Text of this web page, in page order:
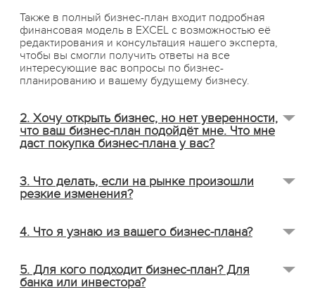
Также в полный бизнес-план входит подробная
финансовая модель в EXCEL с возможностью её
редактирования и консультация нашего эксперта,
чтобы вы смогли получить ответы на все
интересующие вас вопросы по бизнес-
планированию и вашему будущему бизнесу.
2. Хочу открыть бизнес, но нет уверенности,
что ваш бизнес-план подойдёт мне. Что мне
даст покупка бизнес-плана у вас?
экономия времени: вся информация собрана
снижение риска потери денег
: в бизнес-плане
учтён опыт конкурентов, поэтому вы не повторите их
точно не будет результата, тем самым избежав
потерь;
3. Что делать, если на рынке произошли
резкие изменения?
смотреть, что вас ждёт впереди. Если в новых
закончатся деньги, а решать проблемы, проявлять
гибкость. Многие предприниматели надеются на
4. Что я узнаю из вашего бизнес-плана?
и сколько требуется ресурсов на его создание.
Сколько необходимо вложить денег в маркетинг,
5. Для кого подходит бизнес-план? Для
банка или инвестора?